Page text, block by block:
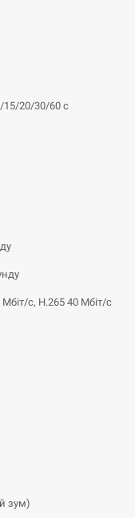
15/20/30/60 с
с, H.265 40 Мбіт/с
зум)